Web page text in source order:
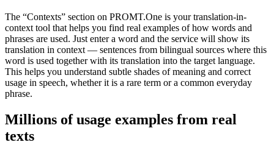
The “Contexts” section on PROMT.One is your translation-in-
context tool that helps you find real examples of how words and
phrases are used. Just enter a word and the service will show its
translation in context — sentences from bilingual sources where this
word is used together with its translation into the target language.
This helps you understand subtle shades of meaning and correct
usage in speech, whether it is a rare term or a common everyday
phrase.
Millions of usage examples from real
texts